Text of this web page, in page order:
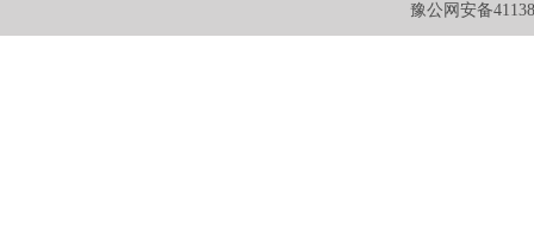
豫公网安备